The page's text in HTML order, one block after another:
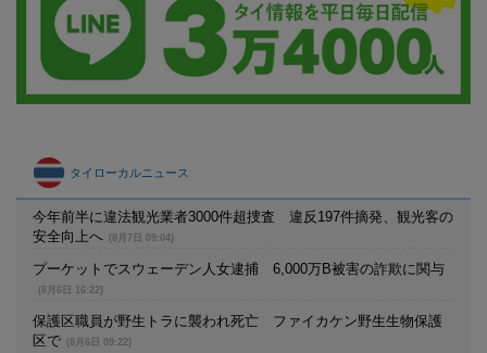
タイローカルニュース
今年前半に違法観光業者3000件超捜査 違反197件摘発、観光客の
安全向上へ
(8月7日 09:04)
プーケットでスウェーデン人女逮捕 6,000万B被害の詐欺に関与
(8月6日 16:22)
保護区職員が野生トラに襲われ死亡 ファイカケン野生生物保護
区で
(8月6日 09:22)